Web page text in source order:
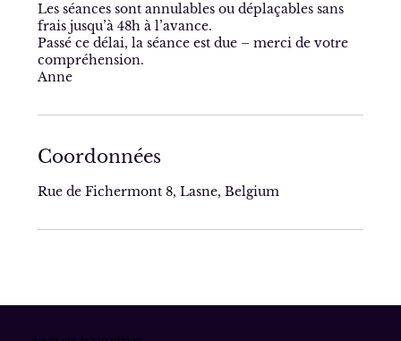
Les séances sont annulables ou déplaçables sans
frais jusqu’à 48h à l’avance.
Passé ce délai, la séance est due – merci de votre
compréhension.
Anne
Coordonnées
Rue de Fichermont 8, Lasne, Belgium